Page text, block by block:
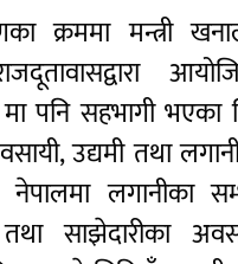
क्रममा मन्त्री
पनि सहभागी भएका
उद्यमी तथा
लगानीका
तथा साझेदारीका